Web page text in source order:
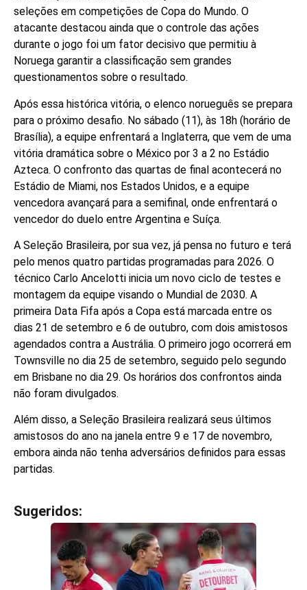
seleções em competições de Copa do Mundo. O
atacante destacou ainda que o controle das ações
durante o jogo foi um fator decisivo que permitiu à
Noruega garantir a classificação sem grandes
questionamentos sobre o resultado.
Após essa histórica vitória, o elenco norueguês se prepara
para o próximo desafio. No sábado (11), às 18h (horário de
Brasília), a equipe enfrentará a Inglaterra, que vem de uma
vitória dramática sobre o México por 3 a 2 no Estádio
Azteca. O confronto das quartas de final acontecerá no
Estádio de Miami, nos Estados Unidos, e a equipe
vencedora avançará para a semifinal, onde enfrentará o
vencedor do duelo entre Argentina e Suíça.
A Seleção Brasileira, por sua vez, já pensa no futuro e terá
pelo menos quatro partidas programadas para 2026. O
técnico Carlo Ancelotti inicia um novo ciclo de testes e
montagem da equipe visando o Mundial de 2030. A
primeira Data Fifa após a Copa está marcada entre os
dias 21 de setembro e 6 de outubro, com dois amistosos
agendados contra a Austrália. O primeiro jogo ocorrerá em
Townsville no dia 25 de setembro, seguido pelo segundo
em Brisbane no dia 29. Os horários dos confrontos ainda
não foram divulgados.
Além disso, a Seleção Brasileira realizará seus últimos
amistosos do ano na janela entre 9 e 17 de novembro,
embora ainda não tenha adversários definidos para essas
partidas.
Sugeridos: